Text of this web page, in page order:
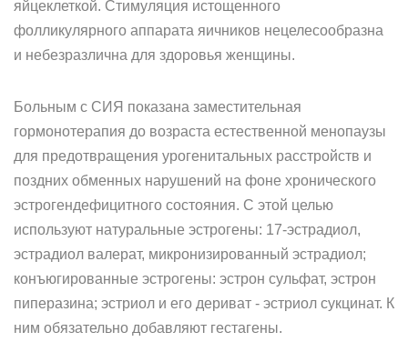
яйцеклеткой. Стимуляция истощенного
фолликулярного аппарата яичников нецелесообразна
и небезразлична для здоровья женщины.
Больным с СИЯ показана заместительная
гормонотерапия до возраста естественной менопаузы
для предотвращения урогенитальных расстройств и
поздних обменных нарушений на фоне хронического
эстрогендефицитного состояния. С этой целью
используют натуральные эстрогены: 17-эстрадиол,
эстрадиол валерат, микронизированный эстрадиол;
конъюгированные эстрогены: эстрон сульфат, эстрон
пиперазина; эстриол и его дериват - эстриол сукцинат. К
ним обязательно добавляют гестагены.